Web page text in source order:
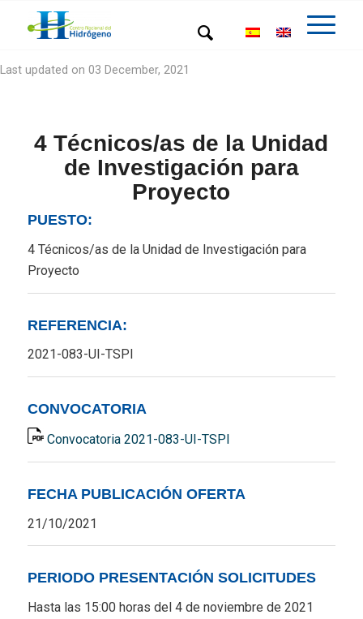
Last updated on 03 December, 2021
4 Técnicos/as de la Unidad
de Investigación para
Proyecto
PUESTO:
4 Técnicos/as de la Unidad de Investigación para
Proyecto
REFERENCIA:
2021-083-UI-TSPI
CONVOCATORIA
Convocatoria 2021-083-UI-TSPI
FECHA PUBLICACIÓN OFERTA
21/10/2021
PERIODO PRESENTACIÓN SOLICITUDES
Hasta las 15:00 horas del 4 de noviembre de 2021